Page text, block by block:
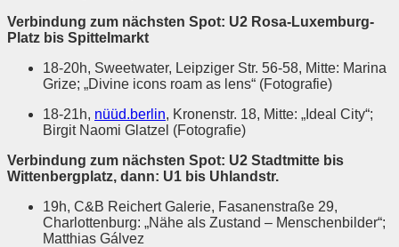
Verbindung zum nächsten Spot: U2 Rosa-Luxemburg-
Platz bis Spittelmarkt
18-20h, Sweetwater, Leipziger Str. 56-58, Mitte: Marina
Grize; „Divine icons roam as lens“ (Fotografie)
18-21h, nüüd.berlin, Kronenstr. 18, Mitte: „Ideal City“;
Birgit Naomi Glatzel (Fotografie)
Verbindung zum nächsten Spot: U2 Stadtmitte bis
Wittenbergplatz, dann: U1 bis Uhlandstr.
19h, C&B Reichert Galerie, Fasanenstraße 29,
Charlottenburg: „Nähe als Zustand – Menschenbilder“;
Matthias Gálvez